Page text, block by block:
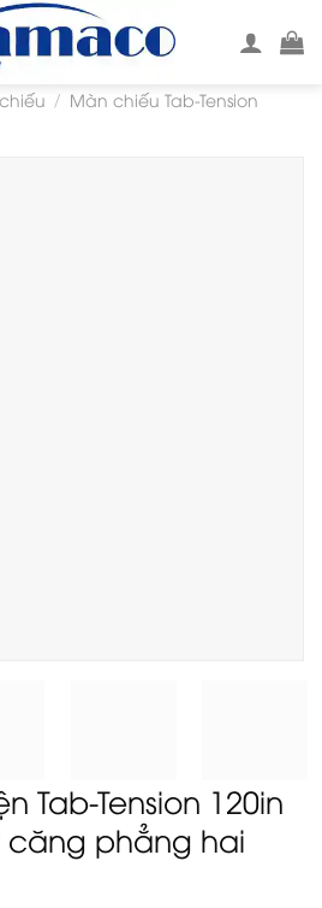
/ Màn chiếu Tab-Tension
Tab-Tension 120in
căng phẳng hai